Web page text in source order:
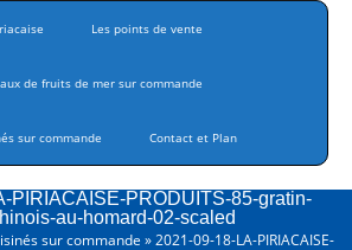
Les points de vente
de fruits de mer sur commande
sur commande Contact et Plan
PIRIACAISE-PRODUITS-85-gratin-
au-homard-02-scaled
sur commande » 2021-09-18-LA-PIRIACAISE-